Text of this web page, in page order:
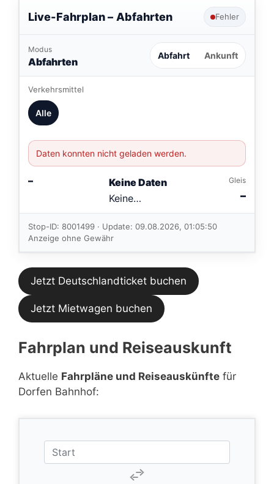
Live-Fahrplan – Abfahrten Fehler
Modus
Abfahrten Abfahrt Ankunft
Verkehrsmittel
Alle
Daten konnten nicht geladen werden.
–
Keine Daten
Keine
Verbindungen
im aktuellen
Feed.
Gleis
–
Stop-ID: 8001499 · Update: 09.08.2026, 01:05:50
Anzeige ohne Gewähr
Jetzt Deutschlandticket buchen
Jetzt Mietwagen buchen
Fahrplan und Reiseauskunft
Aktuelle Fahrpläne und Reiseauskünfte für
Dorfen Bahnhof: